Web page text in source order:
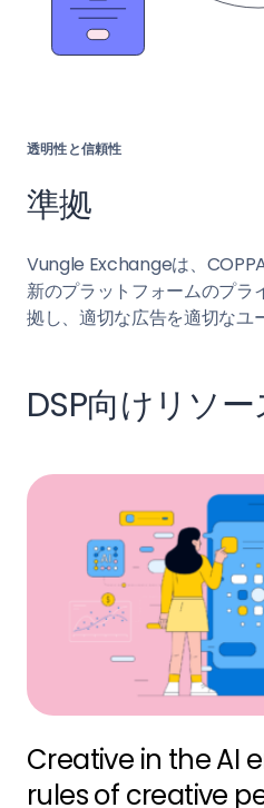
透明性と信頼性
準拠
Vungle Exchangeは、
新のプラットフォームのプラ
拠し、適切な広告を適切なユ
DSP向けリソー
Creative in the AI
rules of creative